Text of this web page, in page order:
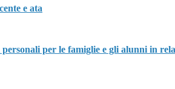
e ata
per le famiglie e gli alunni in